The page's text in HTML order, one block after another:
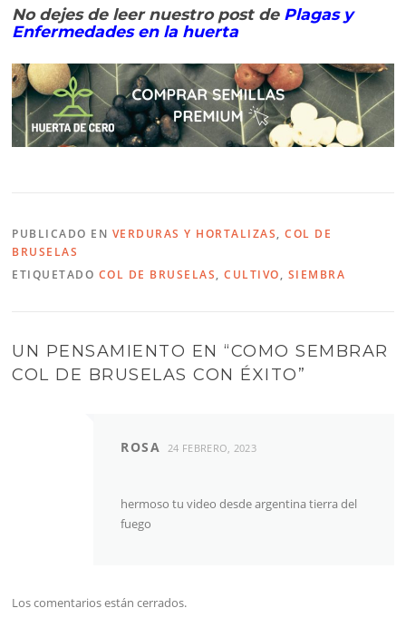
No dejes de leer nuestro post de Plagas y
Enfermedades en la huerta
PUBLICADO EN VERDURAS Y HORTALIZAS,COL DE
BRUSELAS
ETIQUETADO COL DE BRUSELAS,CULTIVO, SIEMBRA
UN PENSAMIENTO EN “COMO SEMBRAR
COL DE BRUSELAS CON ÉXITO”
ROSA 24 FEBRERO, 2023
hermoso tu video desde argentina tierra del
fuego
Los comentarios están cerrados.